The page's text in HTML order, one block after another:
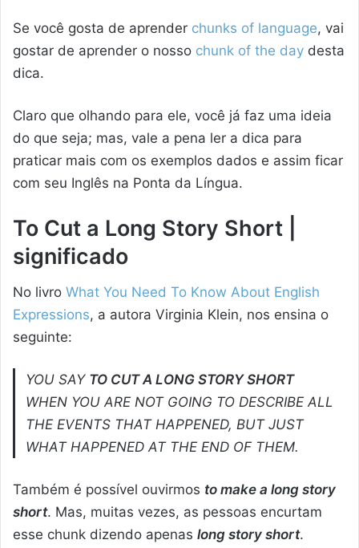
Se você gosta de aprender chunks of language, vai
gostar de aprender o nosso chunk of the day desta
dica.
Claro que olhando para ele, você já faz uma ideia
do que seja; mas, vale a pena ler a dica para
praticar mais com os exemplos dados e assim ficar
com seu Inglês na Ponta da Língua.
To Cut a Long Story Short |
significado
No livro What You Need To Know About English
Expressions, a autora Virginia Klein, nos ensina o
seguinte:
YOU SAY TO CUT A LONG STORY SHORT
WHEN YOU ARE NOT GOING TO DESCRIBE ALL
THE EVENTS THAT HAPPENED, BUT JUST
WHAT HAPPENED AT THE END OF THEM.
Também é possível ouvirmos to make a long story
short. Mas, muitas vezes, as pessoas encurtam
esse chunk dizendo apenas long story short.